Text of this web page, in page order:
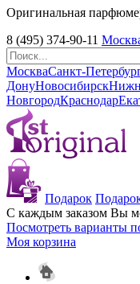
Оригинальная
8 (495) 374-90-11
МоскваСанкт-
ДонуНовосибирск
НовгородКраснодар
Подарок
С каждым заказом Вы
Посмотреть варианты
Моя корзина